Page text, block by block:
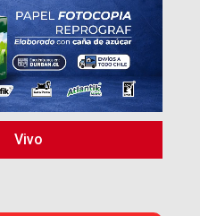
La Discusión
Vivo